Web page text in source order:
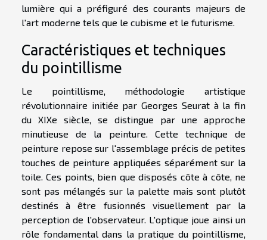
lumière qui a préfiguré des courants majeurs de
l'art moderne tels que le cubisme et le futurisme.
Caractéristiques et techniques
du pointillisme
Le pointillisme, méthodologie artistique
révolutionnaire initiée par Georges Seurat à la fin
du XIXe siècle, se distingue par une approche
minutieuse de la peinture. Cette technique de
peinture repose sur l'assemblage précis de petites
touches de peinture appliquées séparément sur la
toile. Ces points, bien que disposés côte à côte, ne
sont pas mélangés sur la palette mais sont plutôt
destinés à être fusionnés visuellement par la
perception de l'observateur. L'optique joue ainsi un
rôle fondamental dans la pratique du pointillisme,